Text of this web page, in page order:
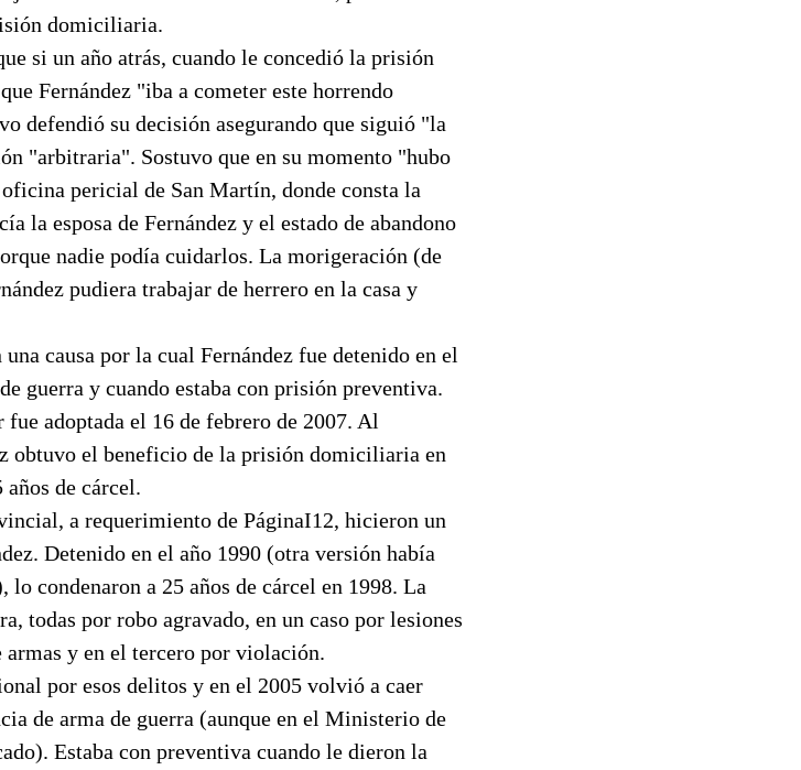
domiciliaria.
si un año atrás, cuando le concedió la prisión
Fernández "iba a cometer este horrendo
defendió su decisión asegurando que siguió "la
"arbitraria". Sostuvo que en su momento "hubo
pericial de San Martín, donde consta la
la esposa de Fernández y el estado de abandono
nadie podía cuidarlos. La morigeración (de
pudiera trabajar de herrero en la casa y
causa por la cual Fernández fue detenido en el
guerra y cuando estaba con prisión preventiva.
adoptada el 16 de febrero de 2007. Al
obtuvo el beneficio de la prisión domiciliaria en
años de cárcel.
a requerimiento de PáginaI12, hicieron un
Detenido en el año 1990 (otra versión había
lo condenaron a 25 años de cárcel en 1998. La
todas por robo agravado, en un caso por lesiones
armas y en el tercero por violación.
por esos delitos y en el 2005 volvió a caer
de arma de guerra (aunque en el Ministerio de
Estaba con preventiva cuando le dieron la